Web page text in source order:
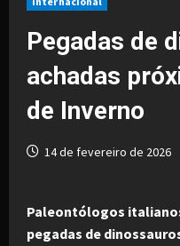
Pegadas de
achadas
de Inverno
14 de fevereiro de 2026
Paleontólogos
pegadas de